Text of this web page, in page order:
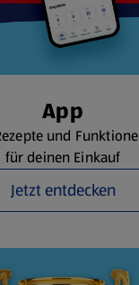
App
und
für deinen Einkauf
Jetzt entdecken